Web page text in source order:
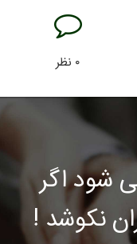
۰ نظر
شود اگر
نکوشد !